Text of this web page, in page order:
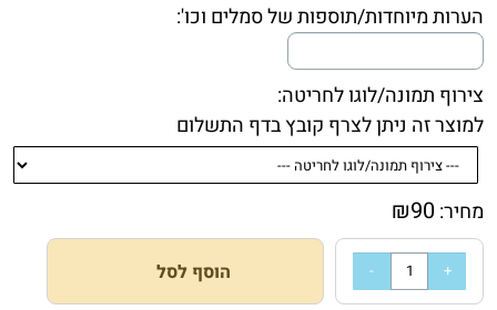
הערות מיוחדות/תוספות של סמלים וכו':
צירוף תמונה/לוגו לחריטה:
למוצר זה ניתן לצרף קובץ בדף התשלום
מחיר: ₪90
הוסף לסל